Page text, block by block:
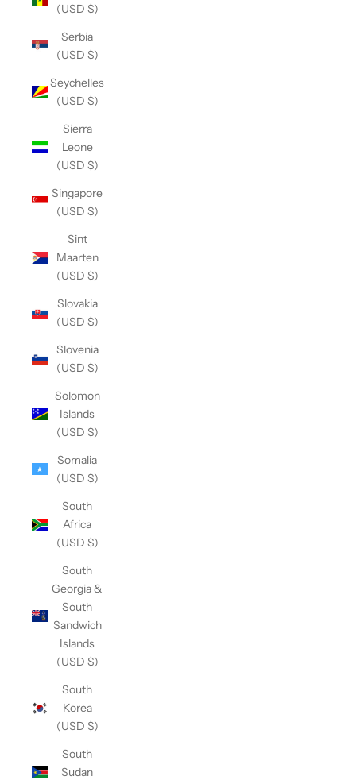
(USD $)
Serbia
(USD $)
Seychelles
(USD $)
Sierra
Leone
(USD $)
Singapore
(USD $)
Sint
Maarten
(USD $)
Slovakia
(USD $)
Slovenia
(USD $)
Solomon
Islands
(USD $)
Somalia
(USD $)
South
Africa
(USD $)
South
Georgia &
South
Sandwich
Islands
(USD $)
South
Korea
(USD $)
South
Sudan